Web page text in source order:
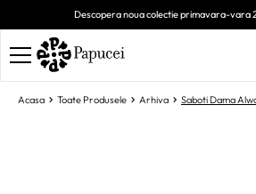
Descopera noua colectie primavara-vara
Acasa Toate Produsele Arhiva Saboti Dama